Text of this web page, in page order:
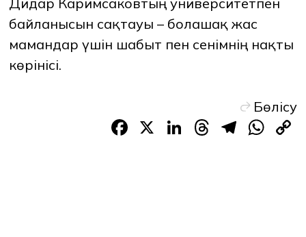
байланысын сақтауы – болашақ жас
мамандар үшін шабыт пен сенімнің нақты
көрінісі.
Бөлісу
Facebook
X LinkedIn
Threads